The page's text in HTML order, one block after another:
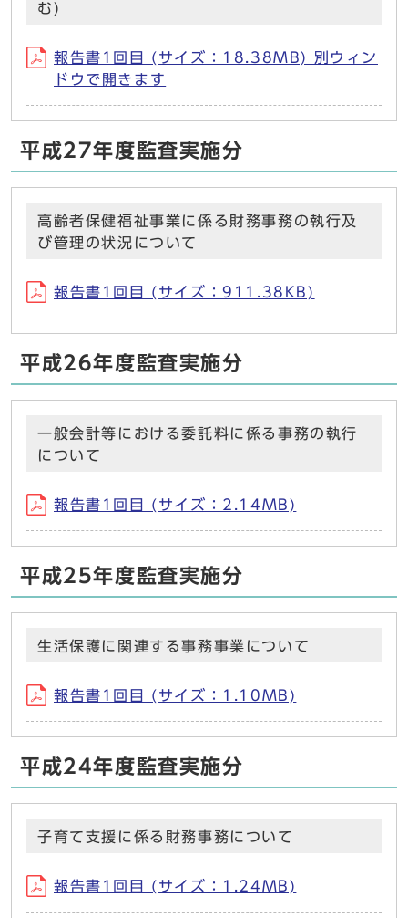
む)
報告書1回目 (サイズ：18.38MB) 別ウィン
ドウで開きます
平成27年度監査実施分
高齢者保健福祉事業に係る財務事務の執行及
び管理の状況について
報告書1回目 (サイズ：911.38KB)
平成26年度監査実施分
一般会計等における委託料に係る事務の執行
について
報告書1回目 (サイズ：2.14MB)
平成25年度監査実施分
生活保護に関連する事務事業について
報告書1回目 (サイズ：1.10MB)
平成24年度監査実施分
子育て支援に係る財務事務について
報告書1回目 (サイズ：1.24MB)